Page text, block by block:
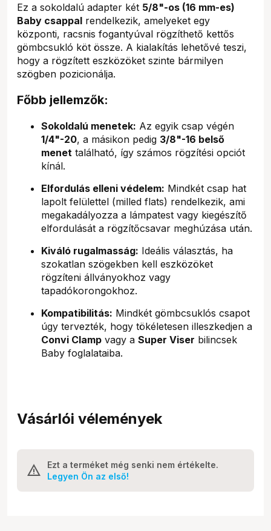
Ez a sokoldalú adapter két 5/8"-os (16 mm-es)
Baby csappal rendelkezik, amelyeket egy
központi, racsnis fogantyúval rögzíthető kettős
gömbcsukló köt össze. A kialakítás lehetővé teszi,
hogy a rögzített eszközöket szinte bármilyen
szögben pozicionálja.
Főbb jellemzők:
Sokoldalú menetek: Az egyik csap végén
1/4"-20, a másikon pedig 3/8"-16 belső
menet található, így számos rögzítési opciót
kínál.
Elfordulás elleni védelem: Mindkét csap hat
lapolt felülettel (milled flats) rendelkezik, ami
megakadályozza a lámpatest vagy kiegészítő
elfordulását a rögzítőcsavar meghúzása után.
Kiváló rugalmasság: Ideális választás, ha
szokatlan szögekben kell eszközöket
rögzíteni állványokhoz vagy
tapadókorongokhoz.
Kompatibilitás: Mindkét gömbcsuklós csapot
úgy tervezték, hogy tökéletesen illeszkedjen a
Convi Clamp vagy a Super Viser bilincsek
Baby foglalataiba.
Vásárlói vélemények
Ezt a terméket még senki nem értékelte.
Legyen Ön az első!